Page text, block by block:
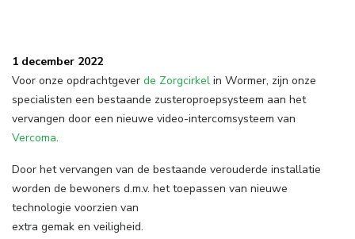
1 december 2022
Voor onze opdrachtgever de Zorgcirkel in Wormer, zijn onze
specialisten een bestaande zusteroproepsysteem aan het
vervangen door een nieuwe video-intercomsysteem van
Vercoma.
Door het vervangen van de bestaande verouderde installatie
worden de bewoners d.m.v. het toepassen van nieuwe
technologie voorzien van
extra gemak en veiligheid.